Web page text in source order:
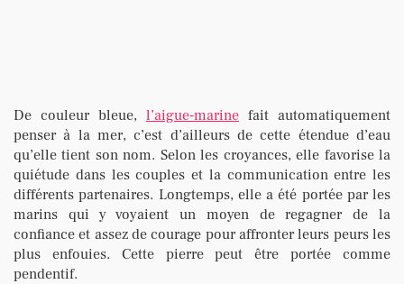
De couleur bleue, l’aigue-marine fait automatiquement
penser à la mer, c’est d’ailleurs de cette étendue d’eau
qu’elle tient son nom. Selon les croyances, elle favorise la
quiétude dans les couples et la communication entre les
différents partenaires. Longtemps, elle a été portée par les
marins qui y voyaient un moyen de regagner de la
confiance et assez de courage pour affronter leurs peurs les
plus enfouies. Cette pierre peut être portée comme
pendentif.